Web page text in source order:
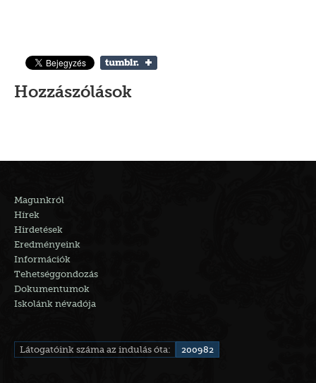
Hozzászólások
Magunkról
Hírek
Hirdetések
Eredményeink
Információk
Tehetséggondozás
Dokumentumok
Iskolánk névadója
Látogatóink száma az indulás óta: 200982